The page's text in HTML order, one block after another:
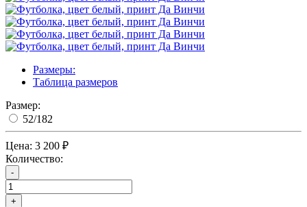
Размеры:
Таблица размеров
Размер:
52/182
Цена: 3 200 ₽
Количество:
-
+